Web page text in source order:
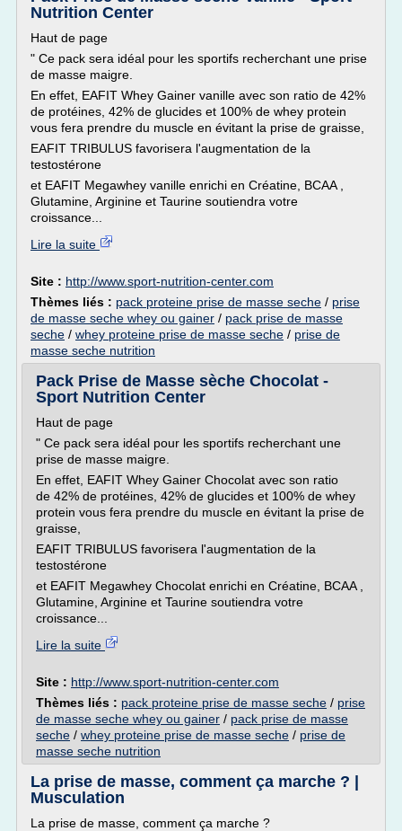
Nutrition Center
Haut de page
" Ce pack sera idéal pour les sportifs recherchant une prise
de masse maigre.
En effet, EAFIT Whey Gainer vanille avec son ratio de 42%
de protéines, 42% de glucides et 100% de whey protein
vous fera prendre du muscle en évitant la prise de graisse,
EAFIT TRIBULUS favorisera l'augmentation de la
testostérone
et EAFIT Megawhey vanille enrichi en Créatine, BCAA ,
Glutamine, Arginine et Taurine soutiendra votre
croissance...
Lire la suite
Site : http://www.sport-nutrition-center.com
Thèmes liés : pack proteine prise de masse seche / prise
de masse seche whey ou gainer / pack prise de masse
seche / whey proteine prise de masse seche / prise de
masse seche nutrition
Pack Prise de Masse sèche Chocolat -
Sport Nutrition Center
Haut de page
" Ce pack sera idéal pour les sportifs recherchant une
prise de masse maigre.
En effet, EAFIT Whey Gainer Chocolat avec son ratio
de 42% de protéines, 42% de glucides et 100% de whey
protein vous fera prendre du muscle en évitant la prise de
graisse,
EAFIT TRIBULUS favorisera l'augmentation de la
testostérone
et EAFIT Megawhey Chocolat enrichi en Créatine, BCAA ,
Glutamine, Arginine et Taurine soutiendra votre
croissance...
Lire la suite
Site : http://www.sport-nutrition-center.com
Thèmes liés : pack proteine prise de masse seche / prise
de masse seche whey ou gainer / pack prise de masse
seche / whey proteine prise de masse seche / prise de
masse seche nutrition
La prise de masse, comment ça marche ? |
Musculation
La prise de masse, comment ça marche ?